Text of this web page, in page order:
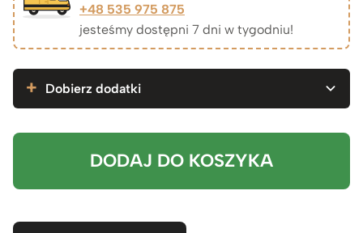
+48 535 975 875
jesteśmy dostępni 7 dni w tygodniu!
Dobierz dodatki
DODAJ DO KOSZYKA